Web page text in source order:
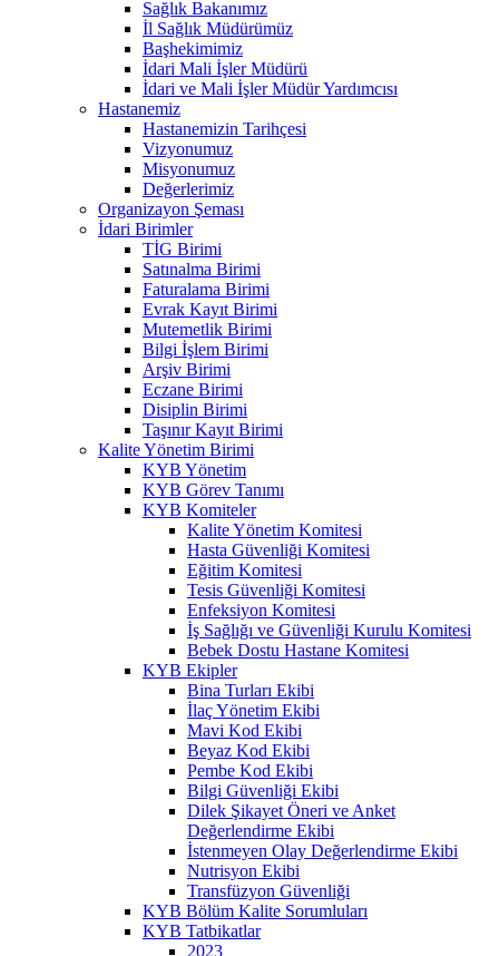
Sağlık Bakanımız
İl Sağlık Müdürümüz
Başhekimimiz
İdari Mali İşler Müdürü
İdari ve Mali İşler Müdür Yardımcısı
Hastanemiz
Hastanemizin Tarihçesi
Vizyonumuz
Misyonumuz
Değerlerimiz
Organizayon Şeması
İdari Birimler
TİG Birimi
Satınalma Birimi
Faturalama Birimi
Evrak Kayıt Birimi
Mutemetlik Birimi
Bilgi İşlem Birimi
Arşiv Birimi
Eczane Birimi
Disiplin Birimi
Taşınır Kayıt Birimi
Kalite Yönetim Birimi
KYB Yönetim
KYB Görev Tanımı
KYB Komiteler
Kalite Yönetim Komitesi
Hasta Güvenliği Komitesi
Eğitim Komitesi
Tesis Güvenliği Komitesi
Enfeksiyon Komitesi
İş Sağlığı ve Güvenliği Kurulu Komitesi
Bebek Dostu Hastane Komitesi
KYB Ekipler
Bina Turları Ekibi
İlaç Yönetim Ekibi
Mavi Kod Ekibi
Beyaz Kod Ekibi
Pembe Kod Ekibi
Bilgi Güvenliği Ekibi
Dilek Şikayet Öneri ve Anket
Değerlendirme Ekibi
İstenmeyen Olay Değerlendirme Ekibi
Nutrisyon Ekibi
Transfüzyon Güvenliği
KYB Bölüm Kalite Sorumluları
KYB Tatbikatlar
2023